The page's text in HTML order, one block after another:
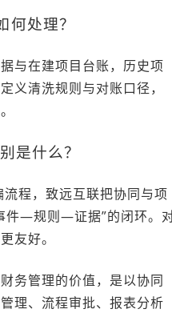
何处理？
与在建项目台账，历史项
义清洗规则与对账口径，
是什么？
程，致远互联把协同与项
件—规则—证据”的闭环。
友好。
务管理的价值，是以协同
理、流程审批、报表分析